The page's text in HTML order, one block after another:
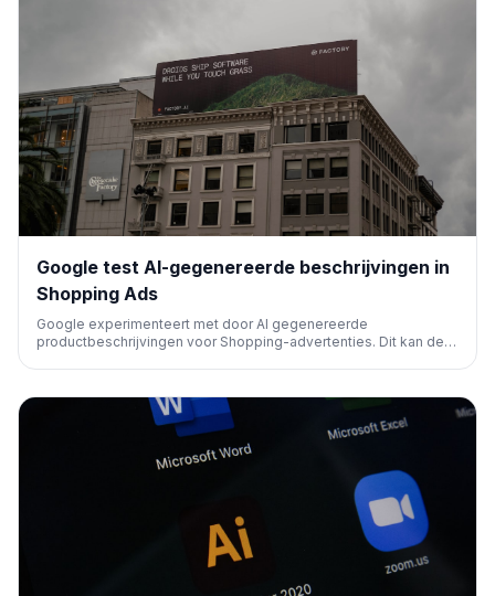
Google test AI-gegenereerde beschrijvingen in
Shopping Ads
Google experimenteert met door AI gegenereerde
productbeschrijvingen voor Shopping-advertenties. Dit kan de
integratie van AI in digitale marketing.